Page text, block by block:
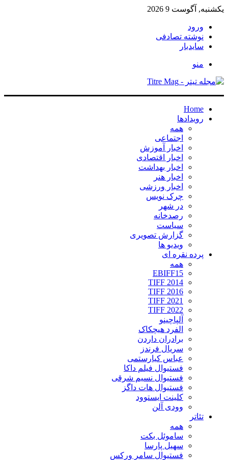
یکشنبه, آگوست 9 2026
ورود
نوشته تصادفی
سایدبار
منو
Home
رویدادها
همه
اجتماعی
اخبار آموزش
اخبار اقتصادی
اخبار بهداشت
اخبار هنر
اخبار ورزشی
چرک نویس
در شهر
رصدخانه
سیاست
گزارش تصویری
ویدیو ها
پرده نقره ای
همه
EBIFF15
TIFF 2014
TIFF 2016
TIFF 2021
TIFF 2022
آلپاچینو
الفرد هیچکاک
برادران داردن
سریال فرندز
عباس کیارستمی
فستیوال فیلم داکا
فستیوال نسیم شرقی
فستیوال هات داگز
کلینت ایستوود
وودی آلن
تئاتر
همه
ساموئل بکت
سهیل پارسا
فستیوال سامر ورکس